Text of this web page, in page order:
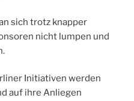
sich trotz knapper
nicht lumpen und
Initiativen werden
auf ihre Anliegen